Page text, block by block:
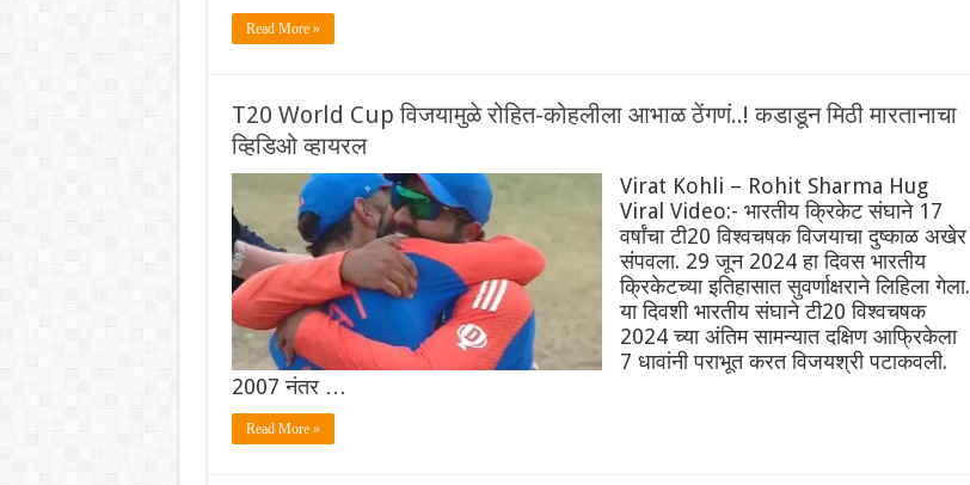
Read More »
T20 World Cup विजयामुळे रोहित-कोहलीला आभाळ ठेंगणं..! कडाडून मिठी मारतानाचा
व्हिडिओ व्हायरल
Virat Kohli – Rohit Sharma Hug
Viral Video:- भारतीय क्रिकेट संघाने 17
वर्षांचा टी20 विश्वचषक विजयाचा दुष्काळ अखेर
संपवला. 29 जून 2024 हा दिवस भारतीय
क्रिकेटच्या इतिहासात सुवर्णाक्षराने लिहिला गेला.
या दिवशी भारतीय संघाने टी20 विश्वचषक
2024 च्या अंतिम सामन्यात दक्षिण आफ्रिकेला
7 धावांनी पराभूत करत विजयश्री पटाकवली.
2007 नंतर …
Read More »